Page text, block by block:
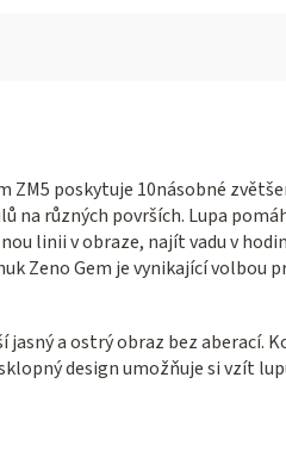
ZM5 poskytuje 10násobné
na různých površích. Lupa
linii v obraze, najít vadu v
Zeno Gem je vynikající volbou
jasný a ostrý obraz bez aberací.
design umožňuje si vzít